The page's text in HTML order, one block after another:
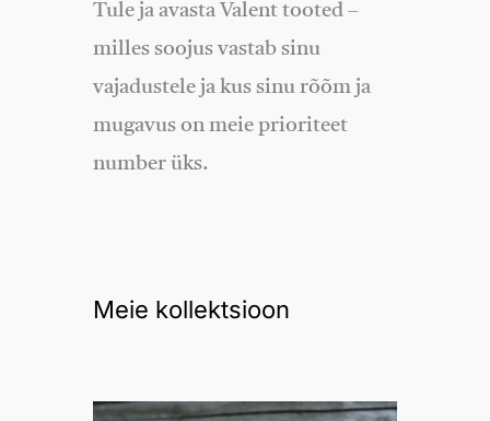
Tule ja avasta Valent tooted –
milles soojus vastab sinu
vajadustele ja kus sinu rõõm ja
mugavus on meie prioriteet
number üks.
Meie kollektsioon